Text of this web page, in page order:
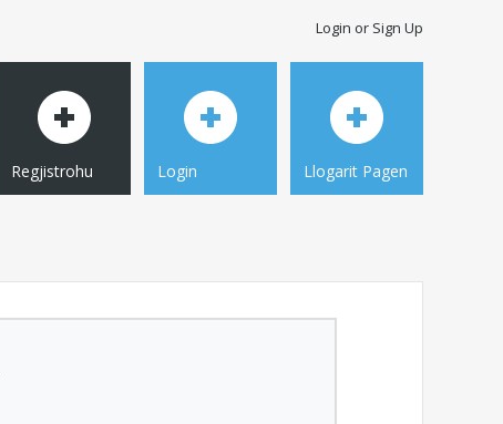
Login or Sign Up
Regjistrohu Login Llogarit Pagen